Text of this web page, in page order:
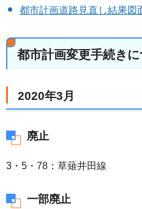
都市計画道路見直し結果図
都市計画変更手続き
2020年3月
廃止
3・5・78：草薙井田線
一部廃止